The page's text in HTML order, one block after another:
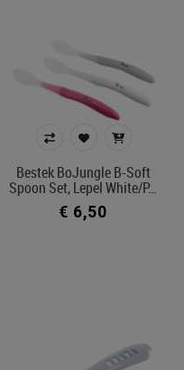
Bestek BoJungle B-Soft
Spoon Set, Lepel White/p…
€ 6,50